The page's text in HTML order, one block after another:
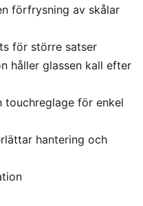
förfrysning av skålar
för större satser
håller glassen kall efter
touchreglage för enkel
hantering och